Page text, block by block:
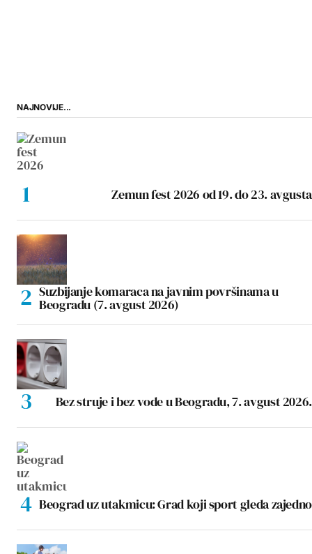
NAJNOVIJE...
Zemun fest 2026 od 19. do 23. avgusta
Suzbijanje komaraca na javnim površinama u
Beogradu (7. avgust 2026)
Bez struje i bez vode u Beogradu, 7. avgust 2026.
Beograd uz utakmicu: Grad koji sport gleda zajedno